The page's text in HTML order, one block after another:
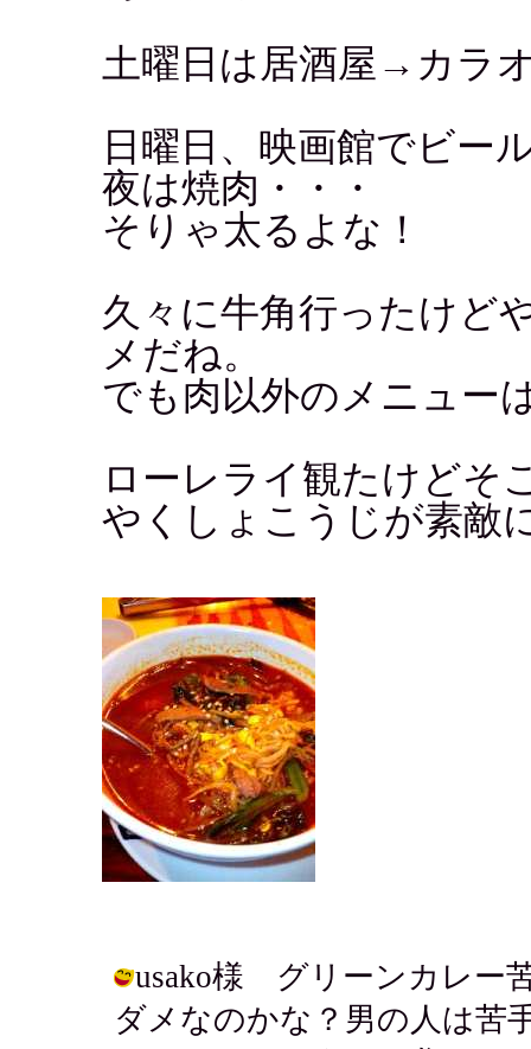
土曜日は居酒屋→カラ
日曜日、映画館でビー
夜は焼肉・・・
そりゃ太るよな！
久々に牛角行ったけど
メだね。
でも肉以外のメニュー
ローレライ観たけどそ
やくしょこうじが素敵
usako様 グリーンカレー
ダメなのかな？男の人は苦